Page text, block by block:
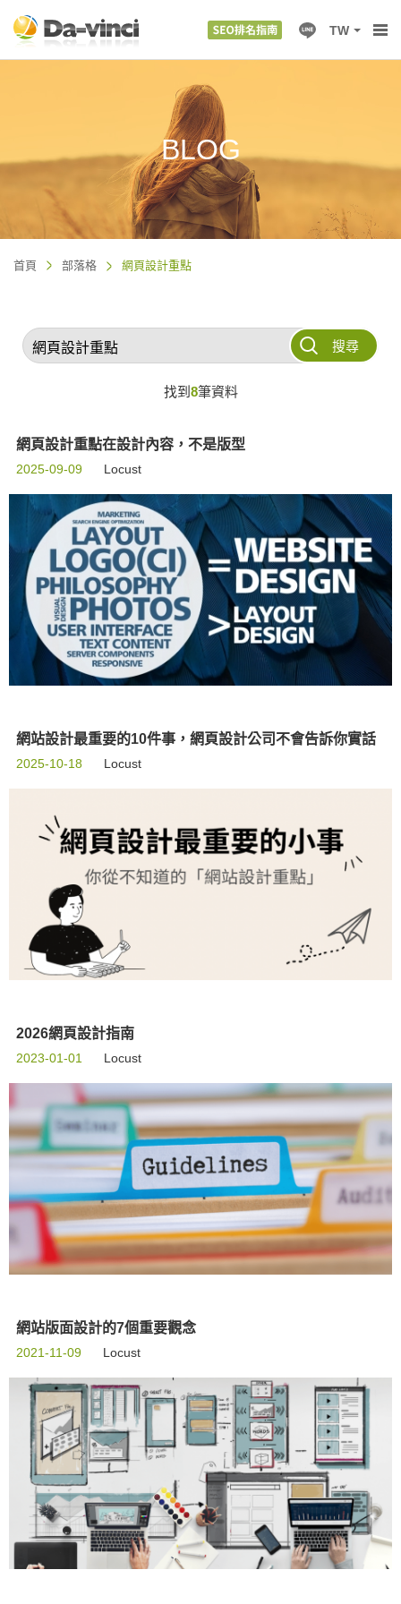
TW
BLOG
首頁 部落格 網頁設計重點
搜尋
找到 8筆資料
網頁設計重點在設計內容，不是版型
2025-09-09 Locust
網站設計最重要的10件事，網頁設計公司不會告訴你實話
2025-10-18 Locust
2026網頁設計指南
2023-01-01 Locust
網站版面設計的7個重要觀念
2021-11-09 Locust